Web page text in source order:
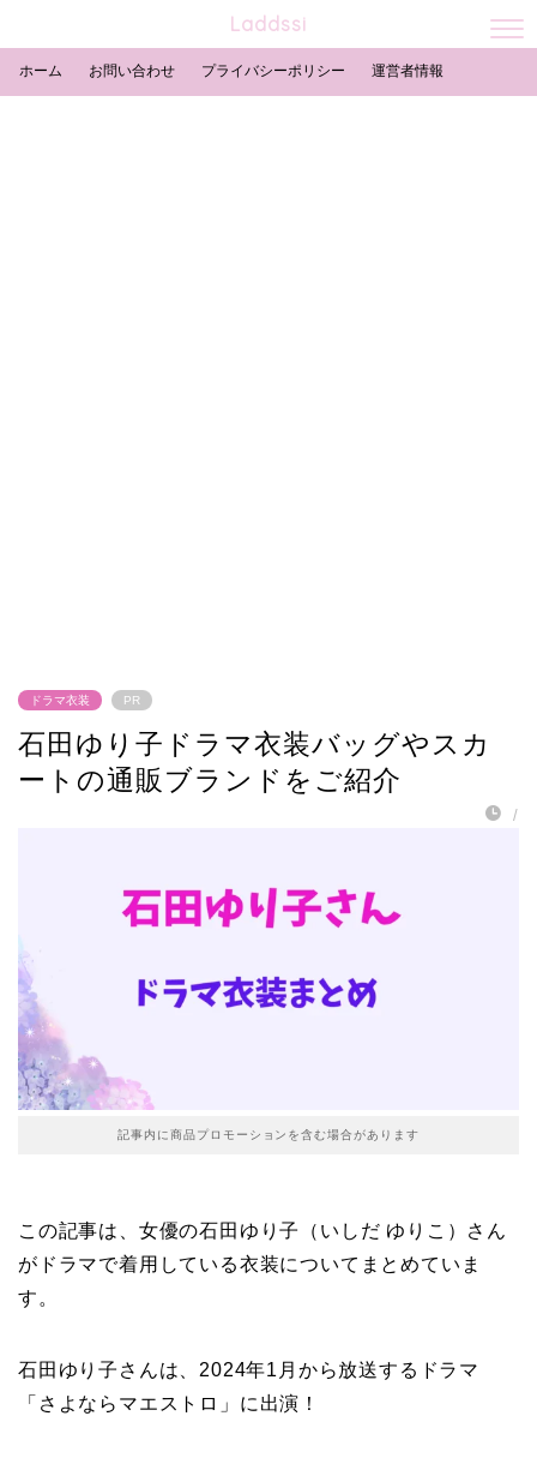
Laddssi
ホーム お問い合わせ プライバシーポリシー 運営者情報
ドラマ衣装 PR
石田ゆり子ドラマ衣装バッグやスカ
ートの通販ブランドをご紹介
/
記事内に商品プロモーションを含む場合があります
この記事は、女優の石田ゆり子（いしだ ゆりこ）さん
がドラマで着用している衣装についてまとめていま
す。
石田ゆり子さんは、2024年1月から放送するドラマ
「さよならマエストロ」に出演！